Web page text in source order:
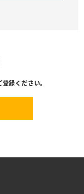
録ください。